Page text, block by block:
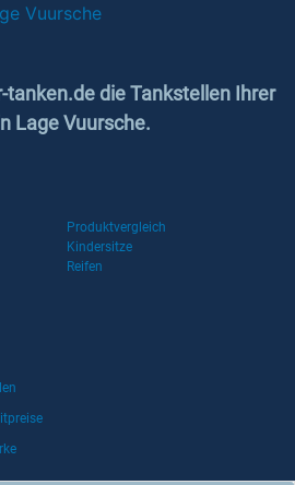
Vuursche
tanken.de die Tankstellen Ihrer
Lage Vuursche.
Produktvergleich
Kindersitze
Reifen